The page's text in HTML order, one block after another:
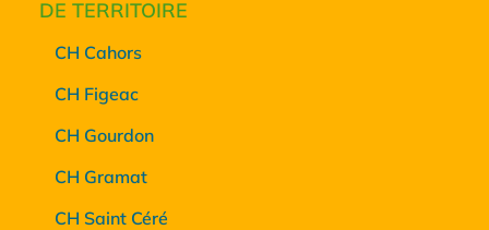
DE TERRITOIRE
CH Cahors
CH Figeac
CH Gourdon
CH Gramat
CH Saint Céré